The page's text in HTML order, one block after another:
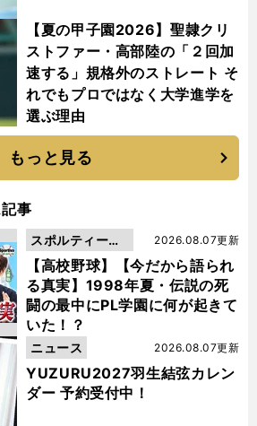
【夏の甲子園2026】聖隷クリ
ストファー・高部陸の「２回加
速する」規格外のストレート そ
れでもプロではなく大学進学を
選ぶ理由
もっと見る
事
【高校野球】【今だから語られ
る真実】1998年夏・伝説の死
闘の最中にPL学園に何が起きて
いた！？
2026.08.07更新
スポルティーバ
動画
YUZURU2027羽生結弦カレン
ダー 予約受付中！
2026.08.07更新
ニュース